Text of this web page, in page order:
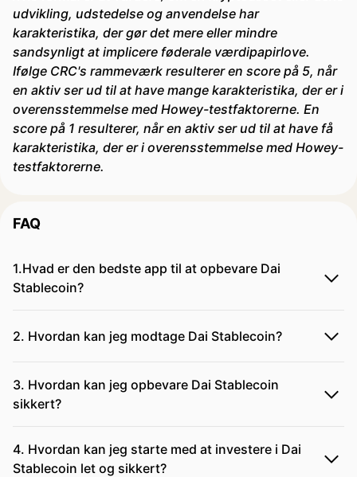
udvikling, udstedelse og anvendelse har
karakteristika, der gør det mere eller mindre
sandsynligt at implicere føderale værdipapirlove.
Ifølge CRC's rammeværk resulterer en score på 5, når
en aktiv ser ud til at have mange karakteristika, der er i
overensstemmelse med Howey-testfaktorerne. En
score på 1 resulterer, når en aktiv ser ud til at have få
karakteristika, der er i overensstemmelse med Howey-
testfaktorerne.
FAQ
1.Hvad er den bedste app til at opbevare Dai
Stablecoin?
2. Hvordan kan jeg modtage Dai Stablecoin?
3. Hvordan kan jeg opbevare Dai Stablecoin
sikkert?
4. Hvordan kan jeg starte med at investere i Dai
Stablecoin let og sikkert?